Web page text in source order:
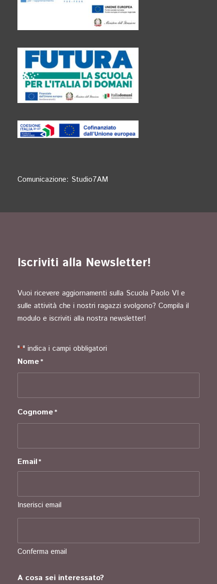
Comunicazione: Studio7AM
Iscriviti alla Newsletter!
Vuoi ricevere aggiornamenti sulla Scuola Paolo VI e
sulle attività che i nostri ragazzi svolgono? Compila il
modulo e iscriviti alla nostra newsletter!
"*" indica i campi obbligatori
Nome *
Cognome *
Email*
Inserisci email
Conferma email
A cosa sei interessato?